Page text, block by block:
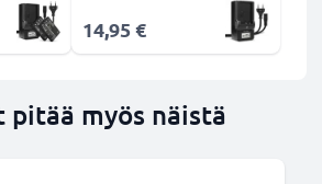
14,95 €
pitää myös näistä